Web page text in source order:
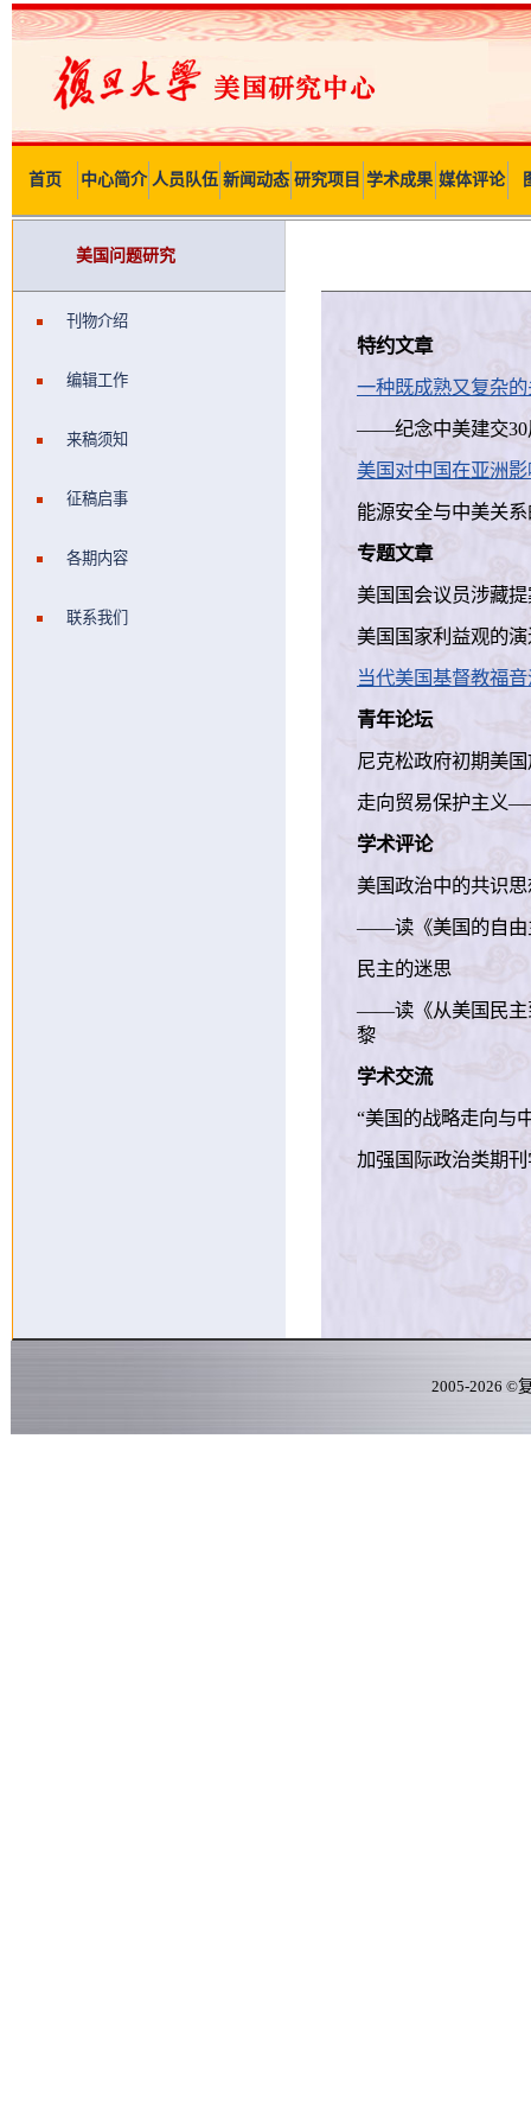
首页 中心简介 人员队伍 新闻动态 研究项目 学术成果 媒体评论
美国问题研究
刊物介绍
编辑工作
来稿须知
征稿启事
各期内容
联系我们
特约文章
一种既成熟又复杂
——纪念中美建交30
美国对中国在亚洲
能源安全与中美关
专题文章
美国国会议员涉藏
美国国家利益观的
当代美国基督教福
青年论坛
尼克松政府初期美
走向贸易保护主义
学术评论
美国政治中的共识
——读《美国的自由
民主的迷思
——读《从美国民主
黎
学术交流
“美国的战略走向与
加强国际政治类期
2005-2026 ©